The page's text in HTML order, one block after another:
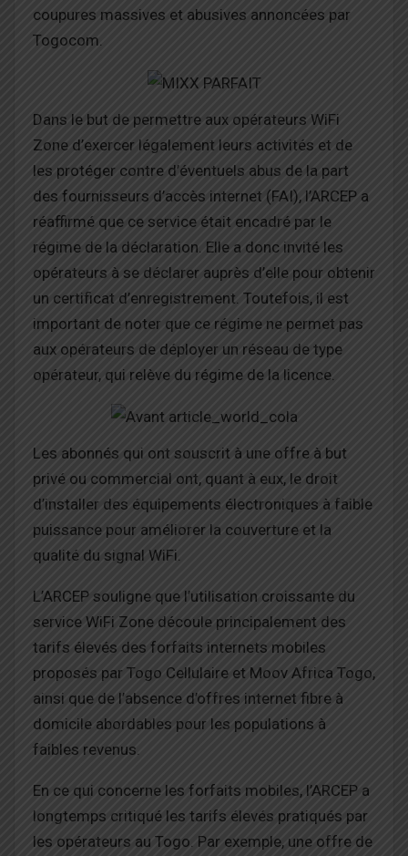
coupures massives et abusives annoncées par
Togocom.
Dans le but de permettre aux opérateurs WiFi
Zone d’exercer légalement leurs activités et de
les protéger contre d’éventuels abus de la part
des fournisseurs d’accès internet (FAI), l’ARCEP a
réaffirmé que ce service était encadré par le
régime de la déclaration. Elle a donc invité les
opérateurs à se déclarer auprès d’elle pour obtenir
un certificat d’enregistrement. Toutefois, il est
important de noter que ce régime ne permet pas
aux opérateurs de déployer un réseau de type
opérateur, qui relève du régime de la licence.
Les abonnés qui ont souscrit à une offre à but
privé ou commercial ont, quant à eux, le droit
d’installer des équipements électroniques à faible
puissance pour améliorer la couverture et la
qualité du signal WiFi.
L’ARCEP souligne que l’utilisation croissante du
service WiFi Zone découle principalement des
tarifs élevés des forfaits internets mobiles
proposés par Togo Cellulaire et Moov Africa Togo,
ainsi que de l’absence d’offres internet fibre à
domicile abordables pour les populations à
faibles revenus.
En ce qui concerne les forfaits mobiles, l’ARCEP a
longtemps critiqué les tarifs élevés pratiqués par
les opérateurs au Togo. Par exemple, une offre de